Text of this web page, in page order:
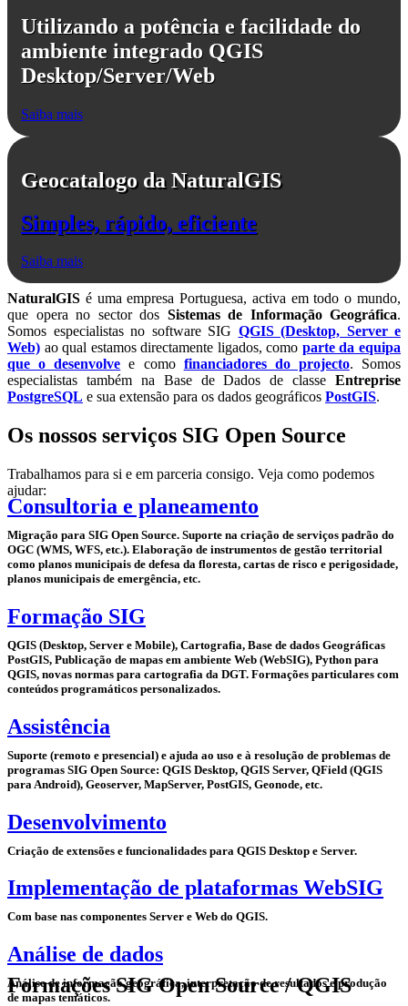
Utilizando a potência e facilidade do
ambiente integrado QGIS
Desktop/Server/Web
Saiba mais
Geocatalogo da NaturalGIS
Simples, rápido, eficiente
Saiba mais
NaturalGIS é uma empresa Portuguesa, activa em todo o mundo,
que opera no sector dos Sistemas de Informação Geográfica.
Somos especialistas no software SIG QGIS (Desktop, Server e
Web) ao qual estamos directamente ligados, como parte da equipa
que o desenvolve e como financiadores do projecto. Somos
especialistas também na Base de Dados de classe Entreprise
PostgreSQL e sua extensão para os dados geográficos PostGIS.
Os nossos serviços SIG Open Source
Trabalhamos para si e em parceria consigo. Veja como podemos
ajudar:
Consultoria e planeamento
Migração para SIG Open Source. Suporte na criação de serviços padrão do
OGC (WMS, WFS, etc.). Elaboração de instrumentos de gestão territorial
como planos municipais de defesa da floresta, cartas de risco e perigosidade,
planos municipais de emergência, etc.
Formação SIG
QGIS (Desktop, Server e Mobile), Cartografia, Base de dados Geográficas
PostGIS, Publicação de mapas em ambiente Web (WebSIG), Python para
QGIS, novas normas para cartografia da DGT. Formações particulares com
conteúdos programáticos personalizados.
Assistência
Suporte (remoto e presencial) e ajuda ao uso e à resolução de problemas de
programas SIG Open Source: QGIS Desktop, QGIS Server, QField (QGIS
para Android), Geoserver, MapServer, PostGIS, Geonode, etc.
Desenvolvimento
Criação de extensões e funcionalidades para QGIS Desktop e Server.
Implementação de plataformas WebSIG
Com base nas componentes Server e Web do QGIS.
Análise de dados
Análise de informação geográfica, interpretação de resultados e produção
de mapas temáticos.
Formações SIG Open Source / QGIS